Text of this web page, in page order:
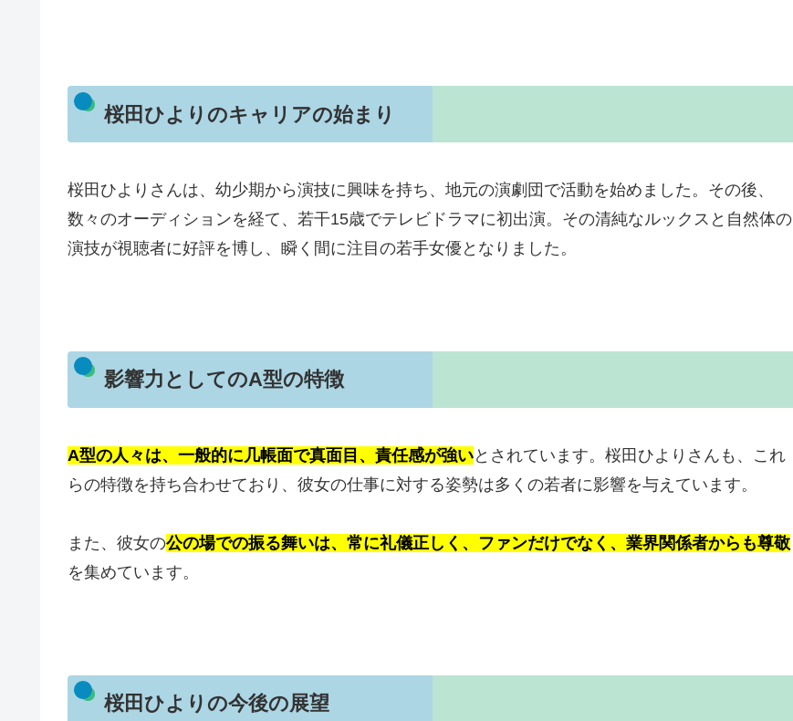
桜田ひよりのキャリアの始まり
桜田ひよりさんは、幼少期から演技に興味を持ち、地元の演劇団で活動を始めました。その後、
数々のオーディションを経て、若干15歳でテレビドラマに初出演。その清純なルックスと自然体の
演技が視聴者に好評を博し、瞬く間に注目の若手女優となりました。
影響力としてのA型の特徴
A型の人々は、一般的に几帳面で真面目、責任感が強いとされています。桜田ひよりさんも、これ
らの特徴を持ち合わせており、彼女の仕事に対する姿勢は多くの若者に影響を与えています。
また、彼女の公の場での振る舞いは、常に礼儀正しく、ファンだけでなく、業界関係者からも尊敬
を集めています。
桜田ひよりの今後の展望